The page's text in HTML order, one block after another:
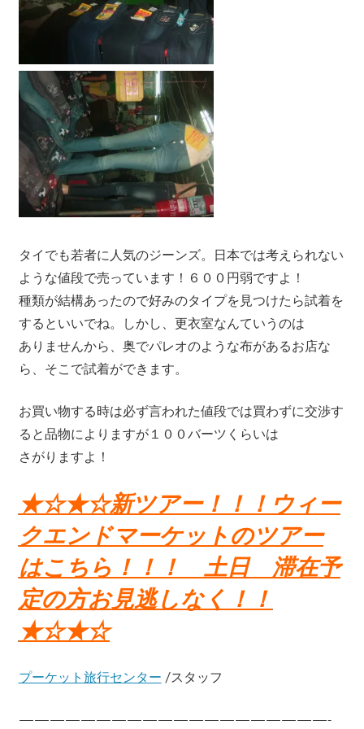
タイでも若者に人気のジーンズ。日本では考えられない
ような値段で売っています！６００円弱ですよ！
種類が結構あったので好みのタイプを見つけたら試着を
するといいでね。しかし、更衣室なんていうのは
ありませんから、奥でパレオのような布があるお店な
ら、そこで試着ができます。
お買い物する時は必ず言われた値段では買わずに交渉す
ると品物によりますが１００バーツくらいは
さがりますよ！
★☆★☆新ツアー！！！ウィー
クエンドマーケットのツアー
はこちら！！！ 土日 滞在予
定の方お見逃しなく！！
★☆★☆
プーケット旅行センター /スタッフ
————————————————————-